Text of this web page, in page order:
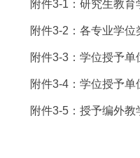
附件3-1：研究生教育
附件3-2：各专业学位
附件3-3：学位授予单
附件3-4：学位授予单
附件3-5：授予编外教